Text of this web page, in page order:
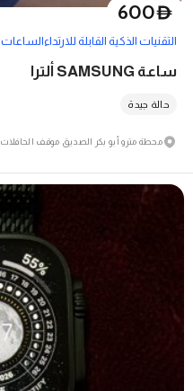
D
600
التقنيات الذكية القابلة للارتداءالساعات
ساعة SAMSUNG ألترا
حالة جيدة